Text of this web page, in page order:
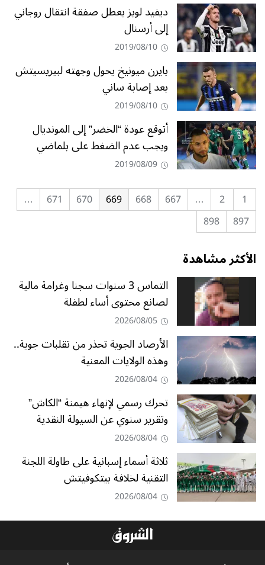
ديفيد لويز يعطل صفقة انتقال روجاني
إلى أرسنال
2019/08/10
بايرن ميونيخ يحول وجهته لبيريسيتش
بعد إصابة ساني
2019/08/10
أتوقع عودة “الخضر” إلى المونديال
ويجب عدم الضغط على بلماضي
2019/08/09
1
2
…
667
668
669
670
671
…
897
898
الأكثر مشاهدة
التماس 3 سنوات سجنا وغرامة مالية
لصانع محتوى أساء لطفلة
2026/08/05
الأرصاد الجوية تحذر من تقلبات جوية..
وهذه الولايات المعنية
2026/08/04
تحرك رسمي لإنهاء هيمنة “الكاش”
وتقرير سنوي عن السيولة النقدية
2026/08/04
ثلاثة أسماء إسبانية على طاولة اللجنة
التقنية لخلافة بيتكوفيتش
2026/08/04